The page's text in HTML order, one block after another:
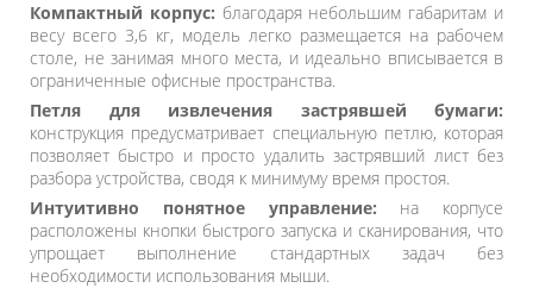
Компактный корпус: благодаря небольшим габаритам и
весу всего 3,6 кг, модель легко размещается на рабочем
столе, не занимая много места, и идеально вписывается в
ограниченные офисные пространства.
Петля для извлечения застрявшей бумаги:
конструкция предусматривает специальную петлю, которая
позволяет быстро и просто удалить застрявший лист без
разбора устройства, сводя к минимуму время простоя.
Интуитивно понятное управление: на корпусе
расположены кнопки быстрого запуска и сканирования, что
упрощает выполнение стандартных задач без
необходимости использования мыши.